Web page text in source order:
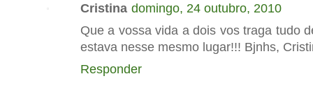
Cristina domingo, 24 outubro, 2010
Que a vossa vida a dois vos traga tudo
estava nesse mesmo lugar!!! Bjnhs,
Responder